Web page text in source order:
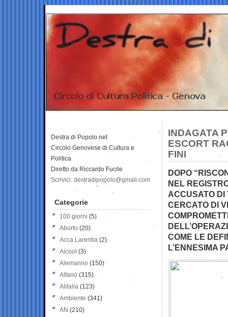
INDAGATA
ESCORT
FINI
DOPO
NEL
ACCUSATO DI
CERCATO DI
COME LE
L’ENNESIMA
Destra di Popolo.net
Circolo Genovese di Cultura e
Politica
Diretto da Riccardo Fucile
Scrivici: destradipopolo@gmail.com
Categorie
100 giorni (5)
Aborto (20)
Acca Larentia (2)
Alcool (3)
Alemanno (150)
Alfano (315)
Alitalia (123)
Ambiente (341)
AN (210)